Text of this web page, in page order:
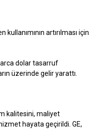
kullanımının artırılması için
dolar tasarruf
üzerinde gelir yarattı.
kalitesini, maliyet
hayata geçirildi. GE,